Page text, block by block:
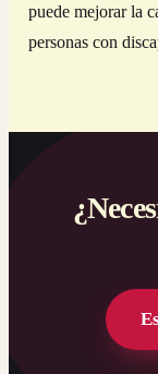
puede mejorar la
personas con